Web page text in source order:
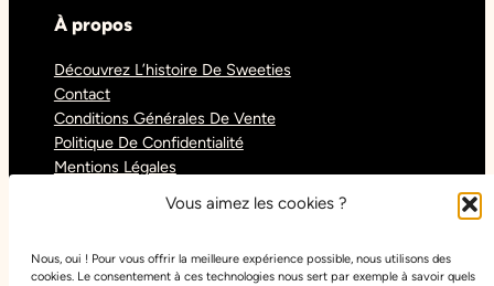
Vous aimez les cookies ?
Nous, oui ! Pour vous offrir la meilleure expérience possible, nous utilisons des
cookies. Le consentement à ces technologies nous sert par exemple à savoir quels
À propos
Découvrez L’histoire De Sweeties
Contact
Conditions Générales De Vente
Politique De Confidentialité
Mentions Légales
Réseaux sociaux